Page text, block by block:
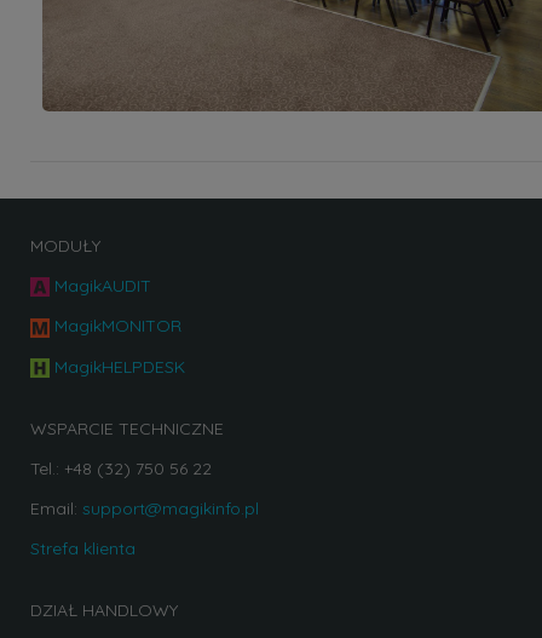
MODUŁY
MagikAUDIT
MagikMONITOR
MagikHELPDESK
WSPARCIE TECHNICZNE
Tel.: +48 (32) 750 56 22
Email: support@magikinfo.pl
Strefa klienta
DZIAŁ HANDLOWY